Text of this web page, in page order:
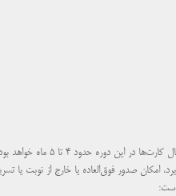
حداقل بازه زمانی
امکان صدور فوق‌العاده یا خارج از نوبت یا